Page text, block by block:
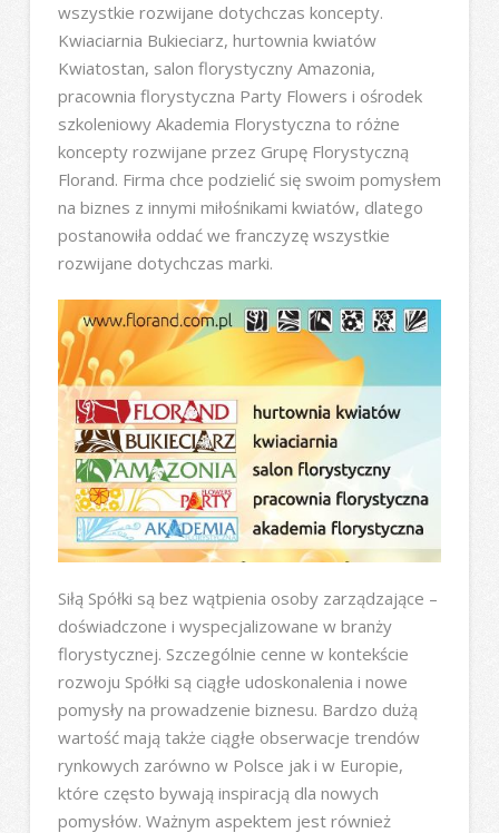
wszystkie rozwijane dotychczas koncepty.
Kwiaciarnia Bukieciarz, hurtownia kwiatów
Kwiatostan, salon florystyczny Amazonia,
pracownia florystyczna Party Flowers i ośrodek
szkoleniowy Akademia Florystyczna to różne
koncepty rozwijane przez Grupę Florystyczną
Florand. Firma chce podzielić się swoim pomysłem
na biznes z innymi miłośnikami kwiatów, dlatego
postanowiła oddać we franczyzę wszystkie
rozwijane dotychczas marki.
Siłą Spółki są bez wątpienia osoby zarządzające –
doświadczone i wyspecjalizowane w branży
florystycznej. Szczególnie cenne w kontekście
rozwoju Spółki są ciągłe udoskonalenia i nowe
pomysły na prowadzenie biznesu. Bardzo dużą
wartość mają także ciągłe obserwacje trendów
rynkowych zarówno w Polsce jak i w Europie,
które często bywają inspiracją dla nowych
pomysłów. Ważnym aspektem jest również